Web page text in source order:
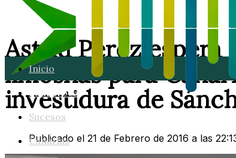
Inicio
Lanzarote
Sucesos
Canarias
Astrid Pérez espera
limosnas para
investidura de
Publicado el 21 de Febrero de 2016 a las